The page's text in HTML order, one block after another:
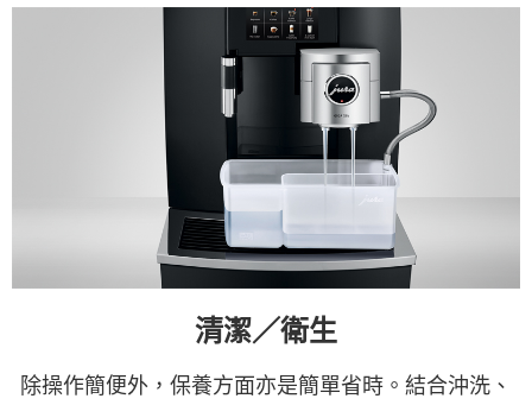
清潔／衛生
除操作簡便外，保養方面亦是簡單省時。結合沖洗、